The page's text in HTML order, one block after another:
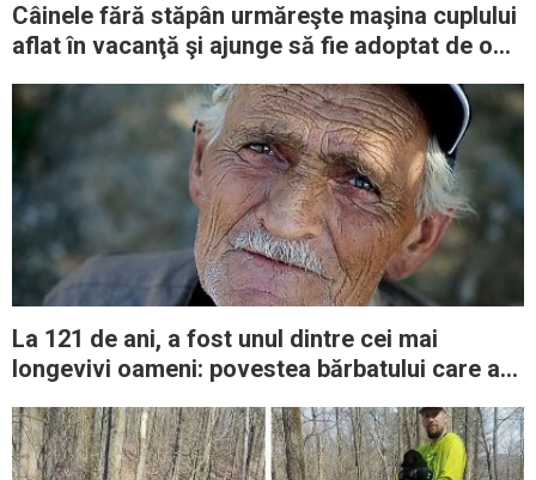
Câinele fără stăpân urmăreşte maşina cuplului
aflat în vacanţă şi ajunge să fie adoptat de o
La 121 de ani, a fost unul dintre cei mai
longevivi oameni: povestea bărbatului care a